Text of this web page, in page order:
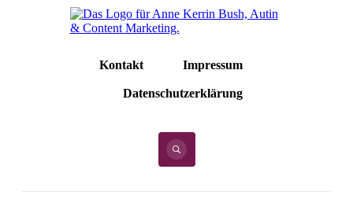
Kontakt Impressum
Datenschutzerklärung